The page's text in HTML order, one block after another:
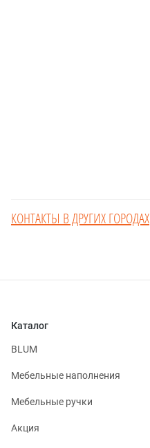
КОНТАКТЫ В ДРУГИХ ГОРОДАХ
Каталог
BLUM
Мебельные наполнения
Мебельные ручки
Акция